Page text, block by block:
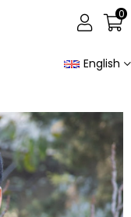
English
0